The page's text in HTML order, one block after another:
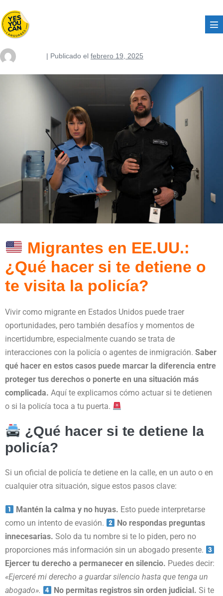
| Publicado el febrero 19, 2025
Migrantes en EE.UU.:
¿Qué hacer si te detiene o
te visita la policía?
Vivir como migrante en Estados Unidos puede traer
oportunidades, pero también desafíos y momentos de
incertidumbre, especialmente cuando se trata de
interacciones con la policía o agentes de inmigración. Saber
qué hacer en estos casos puede marcar la diferencia entre
proteger tus derechos o ponerte en una situación más
complicada. Aquí te explicamos cómo actuar si te detienen
o si la policía toca a tu puerta.
¿Qué hacer si te detiene la
policía?
Si un oficial de policía te detiene en la calle, en un auto o en
cualquier otra situación, sigue estos pasos clave:
Mantén la calma y no huyas. Esto puede interpretarse
como un intento de evasión.
No respondas preguntas
innecesarias. Solo da tu nombre si te lo piden, pero no
proporciones más información sin un abogado presente.
Ejercer tu derecho a permanecer en silencio. Puedes decir:
«Ejerceré mi derecho a guardar silencio hasta que tenga un
abogado».
No permitas registros sin orden judicial. Si te